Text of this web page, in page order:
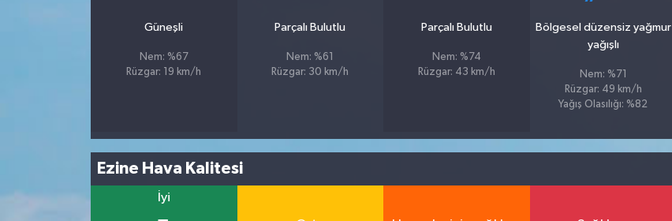
Güneşli
Nem: %67
Rüzgar: 19 km/h
Parçalı Bulutlu
Nem: %61
Rüzgar: 30 km/h
Parçalı Bulutlu
Nem: %74
Rüzgar: 43 km/h
Bölgesel düzensiz yağmur
yağışlı
Nem: %71
Rüzgar: 49 km/h
Yağış Olasılığı: %82
Ezine Hava Kalitesi
İyi